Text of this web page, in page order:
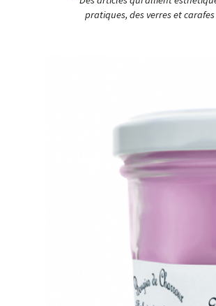
pratiques, des verres et